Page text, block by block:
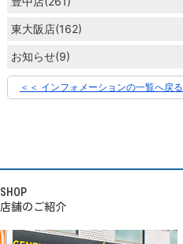
東大阪店(162)
お知らせ(9)
＜＜ インフォメーションの一覧へ戻る
SHOP
店舗のご紹介